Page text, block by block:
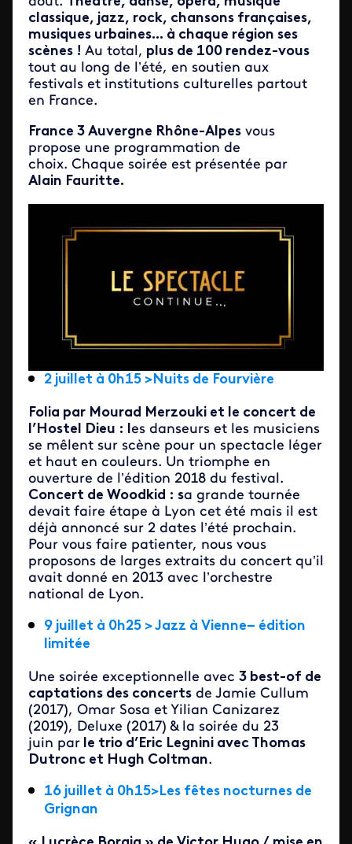
classique, jazz, rock, chansons françaises,
musiques urbaines... à chaque région ses
scènes ! Au total, plus de 100 rendez-vous
tout au long de l’été, en soutien aux
festivals et institutions culturelles partout
en France.
France 3 Auvergne Rhône-Alpes vous
propose une programmation de
choix. Chaque soirée est présentée par
Alain Fauritte.
2 juillet à 0h15 >Nuits de Fourvière
Folia par Mourad Merzouki et le concert de
l’Hostel Dieu : l es danseurs et les musiciens
se mêlent sur scène pour un spectacle léger
et haut en couleurs. Un triomphe en
ouverture de l’édition 2018 du festival.
Concert de Woodkid : sa grande tournée
devait faire étape à Lyon cet été mais il est
déjà annoncé sur 2 dates l’été prochain.
Pour vous faire patienter, nous vous
proposons de larges extraits du concert qu’il
avait donné en 2013 avec l’orchestre
national de Lyon.
9 juillet à 0h25 > Jazz à Vienne– édition
limitée
Une soirée exceptionnelle avec 3 best-of de
captations des concerts de Jamie Cullum
(2017), Omar Sosa et Yilian Canizarez
(2019), Deluxe (2017) & la soirée du 23
juin par le trio d’Eric Legnini avec Thomas
Dutronc et Hugh Coltman.
16 juillet à 0h15>Les fêtes nocturnes de
Grignan